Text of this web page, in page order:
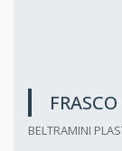
BELTRAMINI